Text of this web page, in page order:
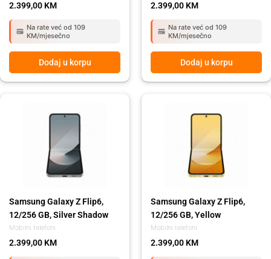
2.399,00 KM
Na rate već od 109
KM/mjesečno
Dodaj u korpu
2.399,00 KM
Na rate već od 109
KM/mjesečno
Dodaj u korpu
Mobilni telefoni
Samsung Galaxy Z Flip6,
12/256 GB, Silver Shadow
2.399,00 KM
Mobilni telefoni
Samsung Galaxy Z Flip6,
12/256 GB, Yellow
2.399,00 KM